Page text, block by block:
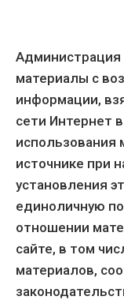
Администрация
материалы с
информации,
сети Интернет
использования
источнике при
установления
единоличную
отношении
сайте, в том
материалов,